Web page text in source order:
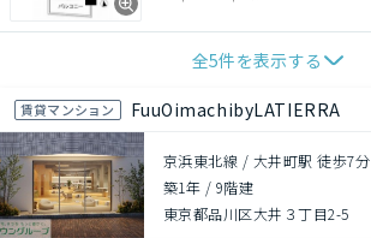
全5件を表示する
賃貸マンション FuuOimachibyLATIERRA
京浜東北線 / 大井町駅 徒歩7分
築1年 / 9階建
東京都品川区大井３丁目2-5